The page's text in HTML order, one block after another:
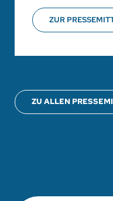
ZUR
ZU ALLEN